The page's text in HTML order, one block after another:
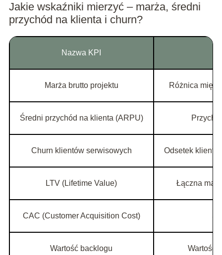
Jakie wskaźniki mierzyć – marża, średni
przychód na klienta i churn?
Nazwa KPI
Marża brutto projektu Różnica
Średni przychód na klienta (ARPU)
Churn klientów serwisowych Odsetek
LTV (Lifetime Value) Łączna
CAC (Customer Acquisition Cost)
Wartość backlogu Wartość